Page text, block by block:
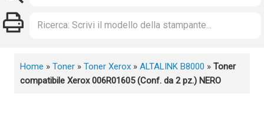
Home » Toner » Toner Xerox » ALTALINK B8000 » Toner
compatibile Xerox 006R01605 (Conf. da 2 pz.) NERO